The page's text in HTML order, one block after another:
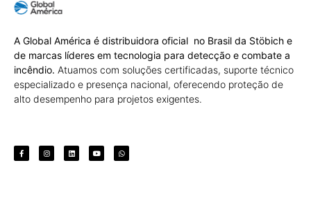
A Global América é distribuidora oficial no Brasil da Stöbich e
de marcas líderes em tecnologia para detecção e combate a
incêndio. Atuamos com soluções certificadas, suporte técnico
especializado e presença nacional, oferecendo proteção de
alto desempenho para projetos exigentes.